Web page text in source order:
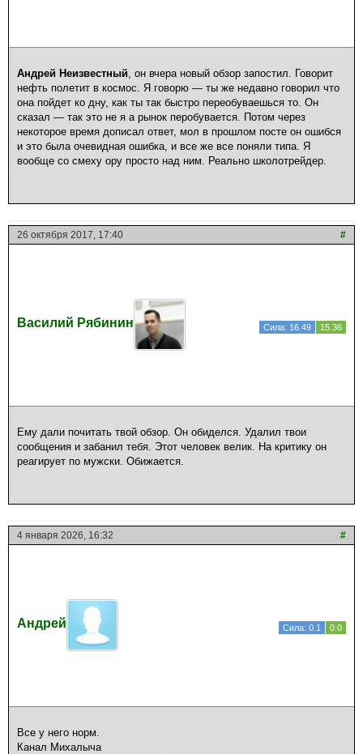
Андрей Неизвестный , он вчера новый обзор запостил. Говорит
нефть полетит в космос. Я говорю — ты же недавно говорил что
она пойдет ко дну, как ты так быстро переобуваешься то. Он
сказал — так это не я а рынок перобувается. Потом через
некоторое время дописал ответ, мол в прошлом посте он ошибся
и это была очевидная ошибка, и все же все поняли типа. Я
вообще со смеху ору просто над ним. Реально школотрейдер.
26 октября 2017, 17:40 #
Василий Рябинин Сила: 16.49 15.36
Ему дали почитать твой обзор. Он обиделся. Удалил твои
сообщения и забанил тебя. Этот человек велик. На критику он
реагирует по мужски. Обижается.
4 января 2026, 16:32 #
Андрей Сила: 0.1 0.0
Все у него норм.
Канал Михалыча